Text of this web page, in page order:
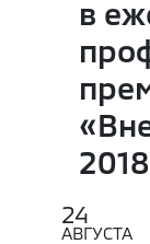
в
24
АВГУСТА